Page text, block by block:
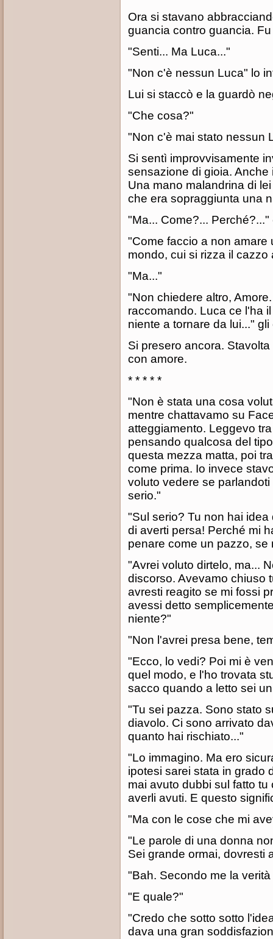
Ora si stavano
guancia contro guancia.
"Senti... Ma Luca..."
"Non c'è nessun Luca" lo
Lui si staccò e la guardò
"Che cosa?"
"Non c'è mai stato nessun
Si sentì improvvisamente
sensazione di gioia.
Una mano malandrina di
che era sopraggiunta una
"Ma... Come?...
"Come faccio a non amare
mondo, cui si rizza il cazzo
"Ma..."
"Non chiedere altro,
raccomando. Luca ce l'ha
niente a tornare da lui..."
Si presero ancora.
con amore.
* * * * *
"Non è stata una cosa
mentre chattavamo su
atteggiamento. Leggevo
pensando qualcosa del
questa mezza matta, poi
come prima. Io invece
voluto vedere se
serio."
"Sul serio? Tu non hai
di averti persa! Perché mi
penare come un pazzo, se
"Avrei voluto dirtelo, ma...
discorso. Avevamo chiuso
avresti reagito se mi fossi
avessi detto
niente?"
"Non l'avrei presa bene,
"Ecco, lo vedi? Poi mi è
quel modo, e l'ho trovata
sacco quando a letto sei
"Tu sei pazza. Sono stato
diavolo. Ci sono arrivato
quanto hai rischiato..."
"Lo immagino. Ma ero
ipotesi sarei stata in grado
mai avuto dubbi sul fatto
averli avuti. E questo
"Ma con le cose che mi
"Le parole di una donna
Sei grande ormai, dovresti
"Bah. Secondo me la
"E quale?"
"Credo che sotto sotto
dava una gran